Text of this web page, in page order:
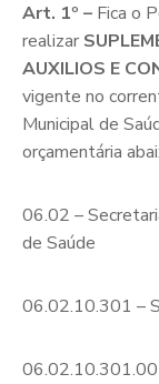
Art. 1º – Fica o
realizar
AUXILIOS E
vigente no
Municipal de
orçamentária
06.02 –
de Saúde
06.02.10.301 –